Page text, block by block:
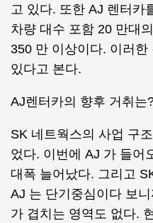
고 있다. 또한 AJ 렌터카
차량 대수 포함 20 만대
350 만 이상이다. 이러
있다고 본다.
AJ렌터카의 향후 거취는
SK 네트웍스의 사업 구
었다. 이번에 AJ 가 들어
대폭 늘어났다. 그리고
AJ 는 단기중심이다 보
가 겹치는 영역도 없다.